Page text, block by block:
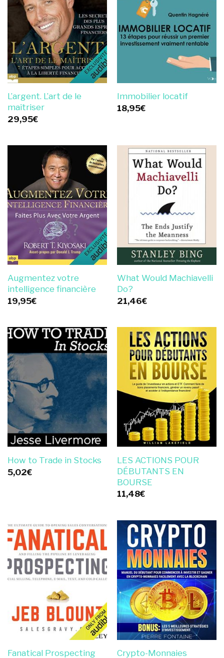
L’argent. L’art de le
maîtriser
29,95€
Immobilier locatif
18,95€
Augmentez votre
intelligence financière
19,95€
What Would Machiavelli
Do?
21,46€
How to Trade in Stocks
5,02€
LES ACTIONS POUR
DÉBUTANTS EN
BOURSE
11,48€
Fanatical Prospecting
Crypto-Monnaies